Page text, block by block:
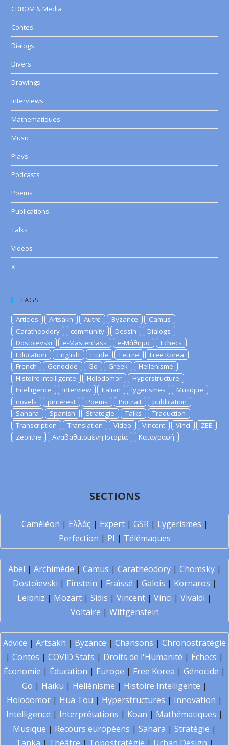
CDROM & Media
Contes
Dialogs
Divers
Drawings
Interviews
Mathematiques
Music
Plays
Podcasts
Poems
Publications
Talks
Videos
X
TAGS
Articles Artsakh Autre Byzance
Camus
Caratheodory
community Dessin
Dialogs
Dostoievski
e-Masterclass e-Μάθημα
Echecs
Education
English Etude Feutre
Free Korea
French
Genocide Go Greek
Hellenisme
Histoire Intelligente
Holodomor
Hyperstructure
Intelligence
Interview Italian lygerismes
Musique
novels
pinterest Poems Portrait
publication
Sahara
Spanish Strategie Talks
Traduction
Transcription
Translation Video Vincent Vinci
ZEE
Zeolithe
Αναβαθμισμένη Ιστορία Καταγραφή
SECTIONS
Caméléon | Ελλάς | Expert| GSR| Lygerismes |
Perfection | PI | Télémaques
Abel | Archimède | Camus | Carathéodory| Chomsky|
Dostoïevski | Einstein | Fraïssé | Galois | Kornaros |
Leibniz | Mozart | Sidis | Vincent | Vinci | Vivaldi |
Voltaire | Wittgenstein
Advice | Artsakh | Byzance | Chansons | Chronostratégie
| Contes | COVID Stats | Droits de l'Humanité | Échecs |
Économie | Éducation | Europe | Free Korea | Génocide |
Go | Haïku | Hellénisme | Histoire Intelligente |
Holodomor | Hua Tou | Hyperstructures | Innovation |
Intelligence | Interprétations | Koan | Mathématiques |
Musique | Recours européens | Sahara | Stratégie |